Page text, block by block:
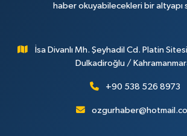
haber okuyabilecekleri bir altyapı
İsa Divanlı Mh. Şeyhadil Cd. Platin
Dulkadiroğlu /
+90 538 526 8973